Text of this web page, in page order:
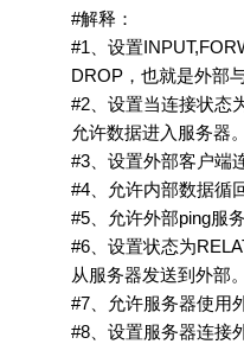
#解释：
#1、设置
DROP，也就是外部
#2、设置当连接状态
允许数据进入服务器。
#3、设置外部客户端
#4、允许内部数据循
#5、允许外部ping服务
#6、设置状态为
从服务器发送到外部。
#7、允许服务器使用
#8、设置服务器连接